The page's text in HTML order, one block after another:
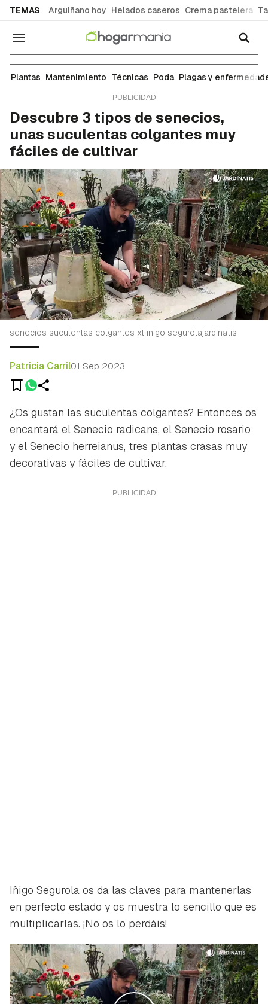
TEMAS Arguiñano hoy Helados caseros Crema pastelera
Navegación
Plantas
Plantas Mantenimiento Técnicas Poda Plagas y
Descubre 3 tipos de senecios,
unas suculentas colgantes muy
fáciles de cultivar
senecios suculentas colgantes xl inigo segurolajardinatis
Patricia Carril01 Sep 2023
¿Os gustan las suculentas colgantes? Entonces os
encantará el Senecio radicans, el Senecio rosario
y el Senecio herreianus, tres plantas crasas muy
decorativas y fáciles de cultivar.
Iñigo Segurola os da las claves para mantenerlas
en perfecto estado y os muestra lo sencillo que es
multiplicarlas. ¡No os lo perdáis!